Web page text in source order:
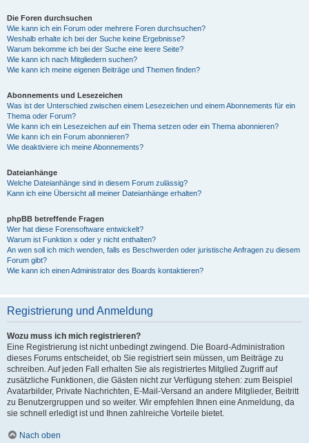
Die Foren durchsuchen
Wie kann ich ein Forum oder mehrere Foren durchsuchen?
Weshalb erhalte ich bei der Suche keine Ergebnisse?
Warum bekomme ich bei der Suche eine leere Seite?
Wie kann ich nach Mitgliedern suchen?
Wie kann ich meine eigenen Beiträge und Themen finden?
Abonnements und Lesezeichen
Was ist der Unterschied zwischen einem Lesezeichen und einem Abonnements für ein
Thema oder Forum?
Wie kann ich ein Lesezeichen auf ein Thema setzen oder ein Thema abonnieren?
Wie kann ich ein Forum abonnieren?
Wie deaktiviere ich meine Abonnements?
Dateianhänge
Welche Dateianhänge sind in diesem Forum zulässig?
Kann ich eine Übersicht all meiner Dateianhänge erhalten?
phpBB betreffende Fragen
Wer hat diese Forensoftware entwickelt?
Warum ist Funktion x oder y nicht enthalten?
An wen soll ich mich wenden, falls es Beschwerden oder juristische Anfragen zu diesem
Forum gibt?
Wie kann ich einen Administrator des Boards kontaktieren?
Registrierung und Anmeldung
Wozu muss ich mich registrieren?
Eine Registrierung ist nicht unbedingt zwingend. Die Board-Administration
dieses Forums entscheidet, ob Sie registriert sein müssen, um Beiträge zu
schreiben. Auf jeden Fall erhalten Sie als registriertes Mitglied Zugriff auf
zusätzliche Funktionen, die Gästen nicht zur Verfügung stehen: zum Beispiel
Avatarbilder, Private Nachrichten, E-Mail-Versand an andere Mitglieder, Beitritt
zu Benutzergruppen und so weiter. Wir empfehlen Ihnen eine Anmeldung, da
sie schnell erledigt ist und Ihnen zahlreiche Vorteile bietet.
Nach oben